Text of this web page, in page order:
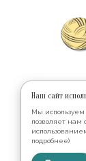
Наш сайт
Мы
позволяет нам
подробнее)